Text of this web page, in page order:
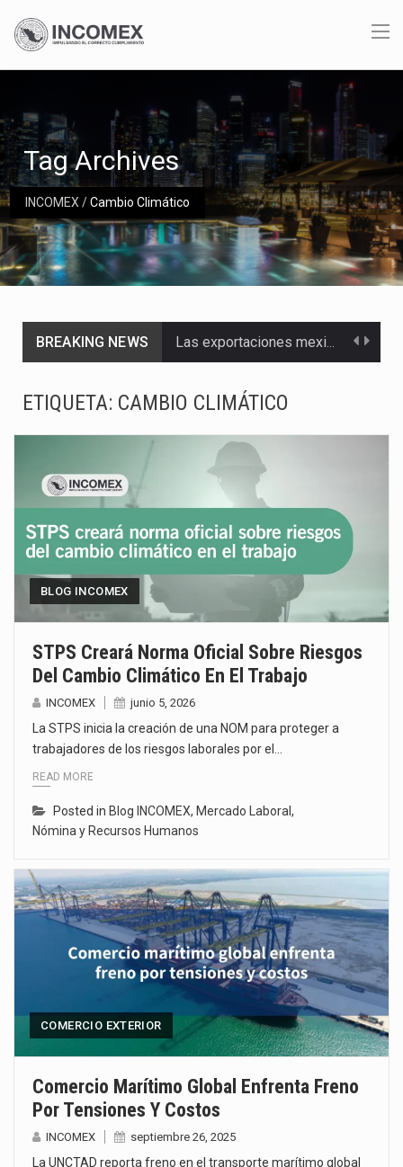
INCOMEX/Cambio Climático
Tag Archives
BREAKING NEWS Las exportaciones mexicanas de vehículos ligeros disminuyeron 9.67 % en julio a tasa anual, alcanzando…
Ante la suspensión temporal de las inspecciones sanitarias del Departamento de Agricultura de Estados Unidos…
ETIQUETA: CAMBIO CLIMÁTICO
BLOG INCOMEX
STPS Creará Norma Oficial Sobre Riesgos
Del Cambio Climático En El Trabajo
INCOMEX junio 5, 2026
La STPS inicia la creación de una NOM para proteger a
trabajadores de los riesgos laborales por el…
READ MORE
Posted in Blog INCOMEX, Mercado Laboral,
Nómina y Recursos Humanos
COMERCIO EXTERIOR
Comercio Marítimo Global Enfrenta Freno
Por Tensiones Y Costos
INCOMEX septiembre 26, 2025
La UNCTAD reporta freno en el transporte marítimo global